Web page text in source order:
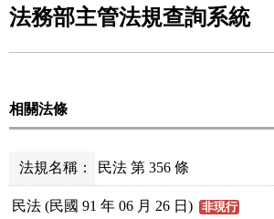
法務部主管法規查詢系統
相關法條
法規名稱： 民法 第 356 條
民法 (民國 91 年 06 月 26 日) 非現行